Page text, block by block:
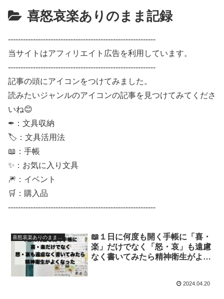
喜怒哀楽ありのまま記録
-----------------------------------------------------------
当サイトはアフィリエイト広告を利用しています。
-----------------------------------------------------------
記事の頭にアイコンをつけてみました。
読みたいジャンルのアイコンの記事を見つけてみてくださ
いね😊
✒：文具収納
🏷：文具活用法
📖：手帳
✨：お気に入り文具
🎆：イベント
🛒：購入品
-----------------------------------------------------------
📖１日に何度も開く手帳に「喜・
楽」だけでなく「怒・哀」も遠慮
なく書いてみたら精神衛生がよく
るなんとなく専業主婦の手帳生
2024.04.20